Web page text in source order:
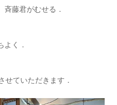
斉藤君がむせる．
よく．
せていただきます．